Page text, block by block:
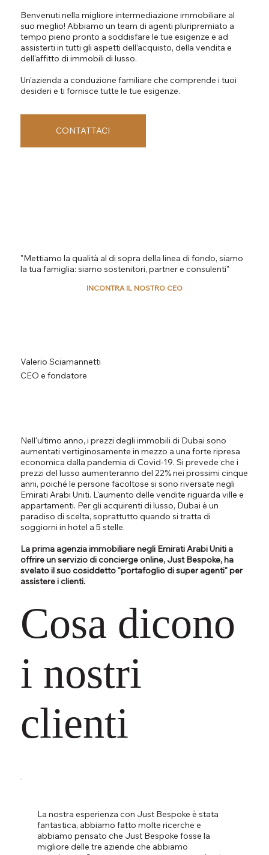
Benvenuti nella migliore intermediazione immobiliare al
suo meglio! Abbiamo un team di agenti pluripremiato a
tempo pieno pronto a soddisfare le tue esigenze e ad
assisterti in tutti gli aspetti dell'acquisto, della vendita e
dell'affitto di immobili di lusso.
Un'azienda a conduzione familiare che comprende i tuoi
desideri e ti fornisce tutte le tue esigenze.
CONTATTACI
Valerio Sciamannetti
CEO e fondatore
"Mettiamo la qualità al di sopra della linea di fondo, siamo
la tua famiglia: siamo sostenitori, partner e consulenti"
INCONTRA IL NOSTRO CEO
Cosa dicono
i nostri
clienti
La nostra esperienza con Just Bespoke è stata
fantastica, abbiamo fatto molte ricerche e
abbiamo pensato che Just Bespoke fosse la
migliore delle tre aziende che abbiamo
Nell'ultimo anno, i prezzi degli immobili di Dubai sono
aumentati vertiginosamente in mezzo a una forte ripresa
economica dalla pandemia di Covid-19. Si prevede che i
prezzi del lusso aumenteranno del 22% nei prossimi cinque
anni, poiché le persone facoltose si sono riversate negli
Emirati Arabi Uniti. L'aumento delle vendite riguarda ville e
appartamenti. Per gli acquirenti di lusso, Dubai è un
paradiso di scelta, soprattutto quando si tratta di
soggiorni in hotel a 5 stelle.
La prima agenzia immobiliare negli Emirati Arabi Uniti a
offrire un servizio di concierge online, Just Bespoke, ha
svelato il suo cosiddetto "portafoglio di super agenti" per
assistere i clienti.